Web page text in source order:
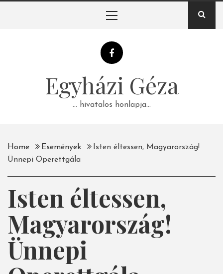
Egyházi Géza
… hivatalos honlapja…
Home Események
Isten éltessen, Magyarország!
Ünnepi Operettgála
Isten éltessen,
Magyarország!
Ünnepi